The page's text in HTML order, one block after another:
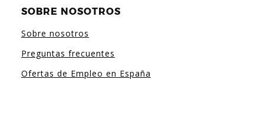
SOBRE NOSOTROS
Sobre nosotros
Preguntas frecuentes
Ofertas de Empleo en España